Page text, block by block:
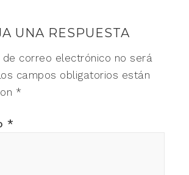
UNA RESPUESTA
de correo electrónico no será
campos obligatorios están
*
*